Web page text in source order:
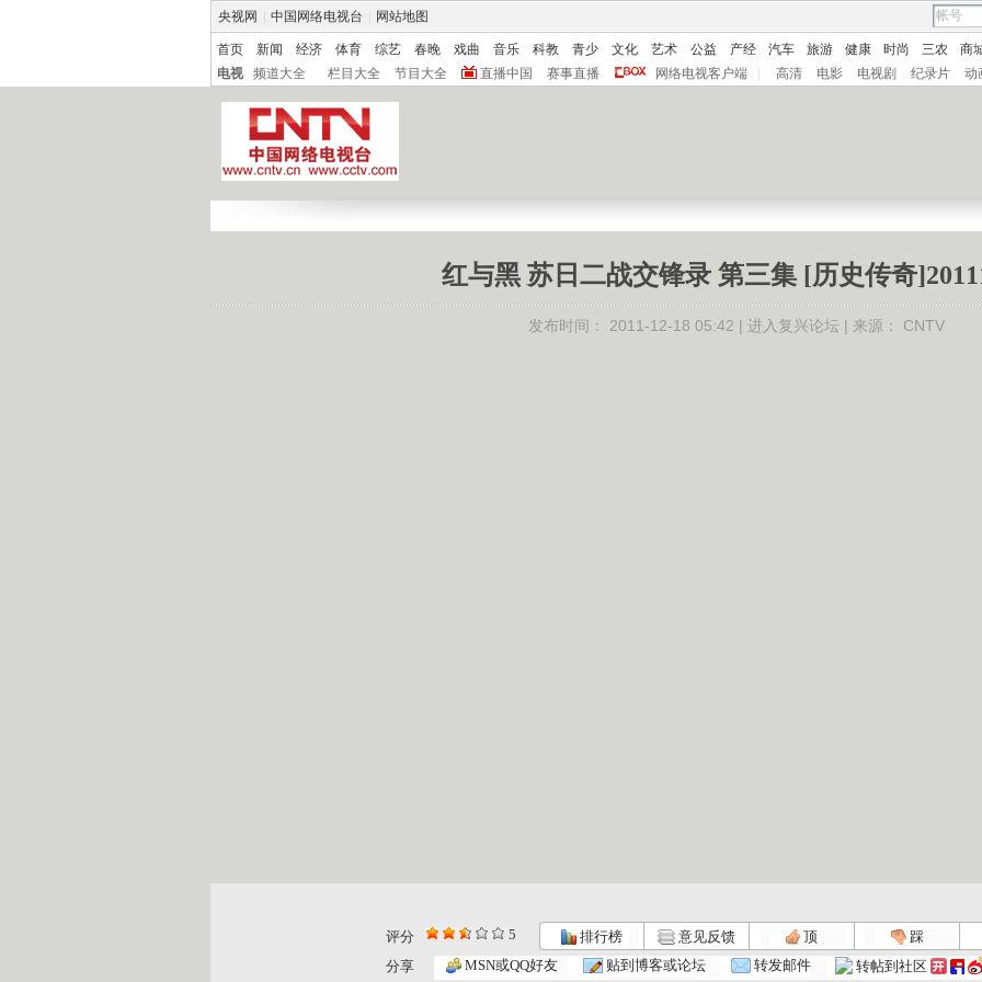
央视网 中国网络电视台 网站地图
首页 新闻 经济 体育 综艺 春晚 戏曲 音乐 科教 青少 文化 艺术 公益 产经 汽车 旅游 健康 时尚 三农
商
电视
频道大全 栏目大全 节目大全 直播中国 赛事直播 网络电视客户端 高清 电影 电视剧 纪录片 动
红与黑 苏日二战交锋录 第三集 [历史传奇
发布时间： 2011-12-18 05:42 | 进入复兴论坛 | 来源： CNTV
评分 5 排行榜 意见反馈 顶
踩
分享
MSN或QQ好友 贴到博客或论坛 转发邮件 转帖到社区